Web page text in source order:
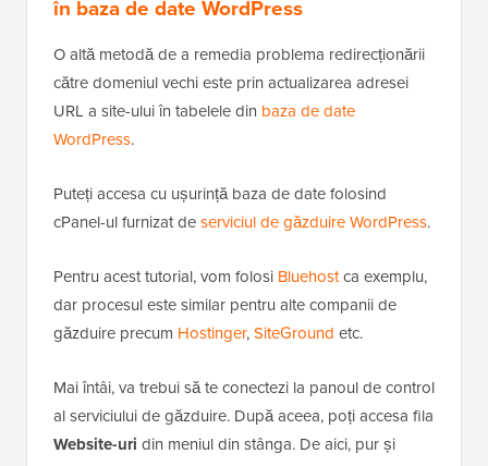
în baza de date WordPress
O altă metodă de a remedia problema redirecționării
către domeniul vechi este prin actualizarea adresei
URL a site-ului în tabelele din baza de date
WordPress.
Puteți accesa cu ușurință baza de date folosind
cPanel-ul furnizat deserviciul de găzduire WordPress.
Pentru acest tutorial, vom folosi Bluehostca exemplu,
dar procesul este similar pentru alte companii de
găzduire precum Hostinger,SiteGround etc.
Mai întâi, va trebui să te conectezi la panoul de control
al serviciului de găzduire. După aceea, poți accesa fila
Website-uri din meniul din stânga. De aici, pur și